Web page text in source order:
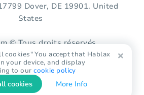
Dover, DE 19901. United
States
© Tous droits réservés.
cookies" You accept that Hablax
your device, and display
to ourcookie policy
cookies More Info